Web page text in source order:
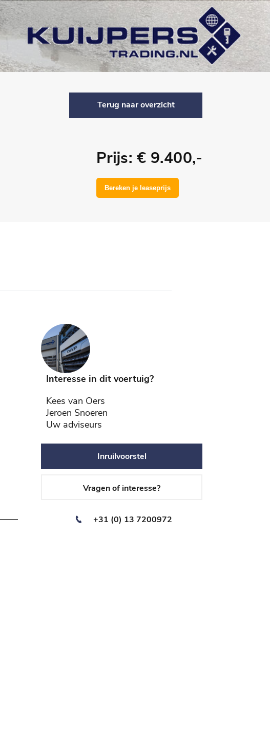
Terug naar overzicht
Prijs: € 9.400,-
Interesse in dit voertuig?
Kees van Oers
Jeroen Snoeren
Uw adviseurs
Inruilvoorstel
Vragen of interesse?
+31 (0) 13 7200972